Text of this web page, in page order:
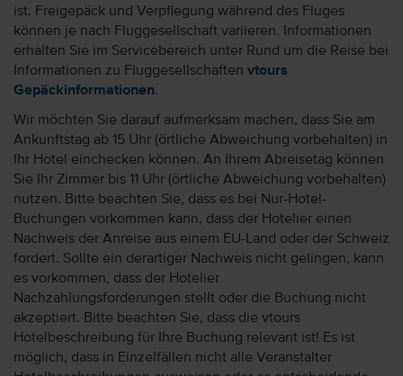
ist. Freigepäck und Verpflegung während des Fluges
können je nach Fluggesellschaft variieren. Informationen
erhalten Sie im Servicebereich unter Rund um die Reise bei
Informationen zu Fluggesellschaften vtours
Gepäckinformationen.
Wir möchten Sie darauf aufmerksam machen, dass Sie am
Ankunftstag ab 15 Uhr (örtliche Abweichung vorbehalten) in
Ihr Hotel einchecken können. An Ihrem Abreisetag können
Sie Ihr Zimmer bis 11 Uhr (örtliche Abweichung vorbehalten)
nutzen. Bitte beachten Sie, dass es bei Nur-Hotel-
Buchungen vorkommen kann, dass der Hotelier einen
Nachweis der Anreise aus einem EU-Land oder der Schweiz
fordert. Sollte ein derartiger Nachweis nicht gelingen, kann
es vorkommen, dass der Hotelier
Nachzahlungsforderungen stellt oder die Buchung nicht
akzeptiert. Bitte beachten Sie, dass die vtours
Hotelbeschreibung für Ihre Buchung relevant ist! Es ist
möglich, dass in Einzelfällen nicht alle Veranstalter